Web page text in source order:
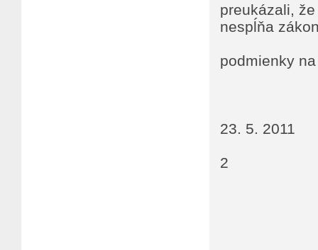
preukázali,
nespĺňa
podmienky
23. 5. 2011
2